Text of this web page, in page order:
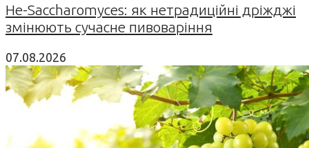
Не-Saccharomyces: як нетрадиційні дріжджі
змінюють сучасне пивоваріння
07.08.2026